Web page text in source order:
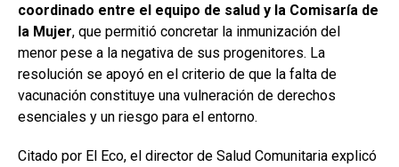
coordinado entre el equipo de salud y la Comisaría de
la Mujer, que permitió concretar la inmunización del
menor pese a la negativa de sus progenitores. La
resolución se apoyó en el criterio de que la falta de
vacunación constituye una vulneración de derechos
esenciales y un riesgo para el entorno.
Citado por El Eco, el director de Salud Comunitaria explicó